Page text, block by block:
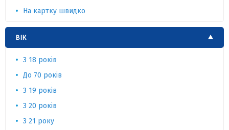
На картку швидко
ВІК
З 18 років
До 70 років
З 19 років
З 20 років
З 21 року